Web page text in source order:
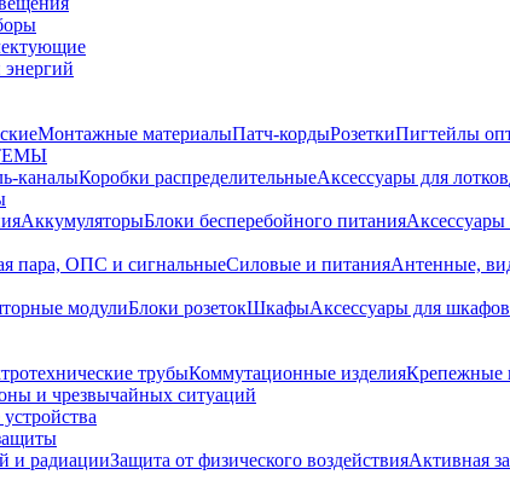
Монтажные материалыПатч-кордыРозеткиПигтейлы
каналыКоробки распределительныеАксессуары для лотков
АккумуляторыБлоки бесперебойного питания
пара, ОПС и сигнальныеСиловые и питанияАнтенные,
модулиБлоки розетокШкафыАксессуары для шкафов
трубыКоммутационные изделияКрепежные
и чрезвычайных ситуаций
и радиацииЗащита от физического воздействияАктивная